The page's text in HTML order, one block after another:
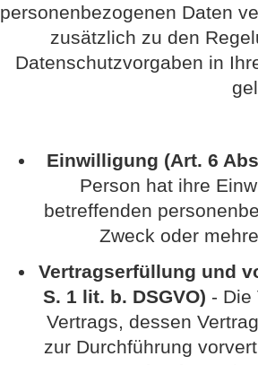
personenbezogenen Daten
zusätzlich zu den
Datenschutzvorgaben in
Einwilligung (Art. 6
Person hat ihre
betreffenden
Zweck oder
Vertragserfüllung und
S. 1 lit. b. DSGVO) - Die
Vertrags, dessen
zur Durchführung